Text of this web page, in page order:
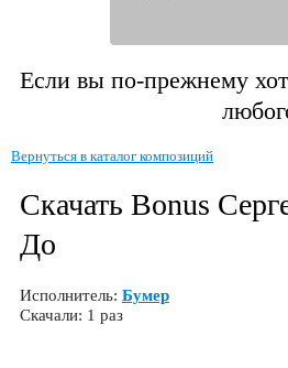
Если вы по-прежнему
Вернуться в каталог композиций
Скачать Bonus
До
Исполнитель: Бумер
Скачали: 1 раз